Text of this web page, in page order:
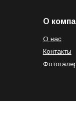
О
О нас
Контакты